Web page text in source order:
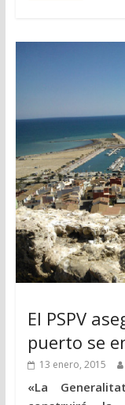
El PSPV
puerto se
13 enero, 2015
«La